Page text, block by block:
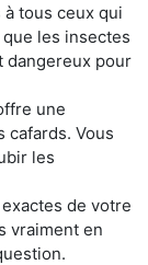
tous ceux qui
les insectes
dangereux pour
une
Vous
les
de votre
vraiment en